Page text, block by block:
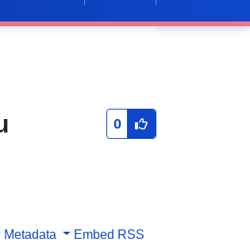
0
Metadata Embed RSS